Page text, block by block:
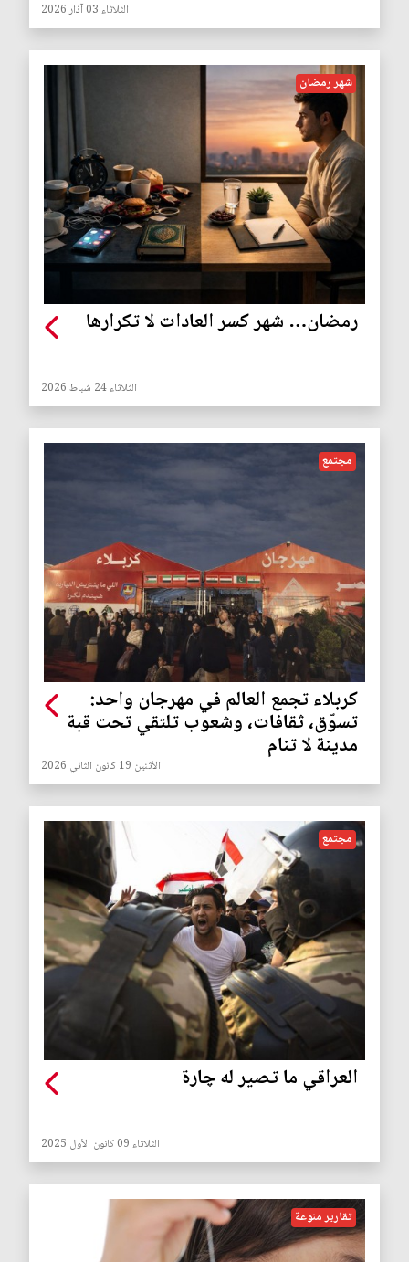
الثلاثاء 03 آذار 2026
شهر رمضان
رمضان… شهر كسر العادات لا تكرارها
الثلاثاء 24 شباط 2026
مجتمع
كربلاء تجمع العالم في مهرجان واحد:
تسوّق، ثقافات، وشعوب تلتقي تحت قبة
مدينة لا تنام
الأثنين 19 كانون الثاني 2026
مجتمع
العراقي‭ ‬ما‭ ‬تصير‭ ‬له‭ ‬چارة
الثلاثاء 09 كانون الأول 2025
تقارير منوعة